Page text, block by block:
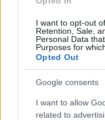
I want to opt-out
Retention, Sale,
Personal Data
Purposes for
Opted Out
Google consents
I want to allow
related to
Failed to fetch
Slovenj Gradec
Ravne na Koroškem